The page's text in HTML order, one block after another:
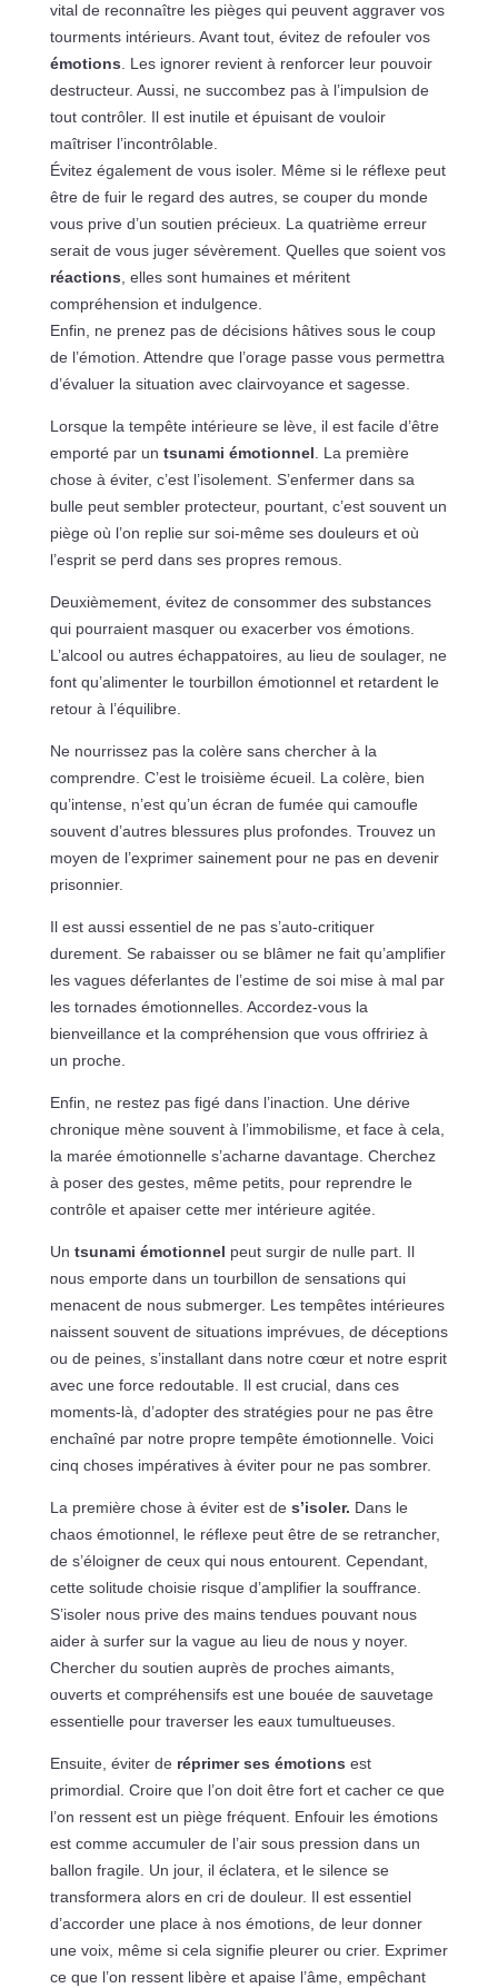
vital de reconnaître les pièges qui peuvent aggraver vos
tourments intérieurs. Avant tout, évitez de refouler vos
émotions . Les ignorer revient à renforcer leur pouvoir
destructeur. Aussi, ne succombez pas à l’impulsion de
tout contrôler. Il est inutile et épuisant de vouloir
maîtriser l’incontrôlable.
Évitez également de vous isoler. Même si le réflexe peut
être de fuir le regard des autres, se couper du monde
vous prive d’un soutien précieux. La quatrième erreur
serait de vous juger sévèrement. Quelles que soient vos
réactions , elles sont humaines et méritent
compréhension et indulgence.
Enfin, ne prenez pas de décisions hâtives sous le coup
de l’émotion. Attendre que l’orage passe vous permettra
d’évaluer la situation avec clairvoyance et sagesse.
Lorsque la tempête intérieure se lève, il est facile d’être
emporté par un tsunami émotionnel . La première
chose à éviter, c’est l’isolement. S’enfermer dans sa
bulle peut sembler protecteur, pourtant, c’est souvent un
piège où l’on replie sur soi-même ses douleurs et où
l’esprit se perd dans ses propres remous.
Deuxièmement, évitez de consommer des substances
qui pourraient masquer ou exacerber vos émotions.
L’alcool ou autres échappatoires, au lieu de soulager, ne
font qu’alimenter le tourbillon émotionnel et retardent le
retour à l’équilibre.
Ne nourrissez pas la colère sans chercher à la
comprendre. C’est le troisième écueil. La colère, bien
qu’intense, n’est qu’un écran de fumée qui camoufle
souvent d’autres blessures plus profondes. Trouvez un
moyen de l’exprimer sainement pour ne pas en devenir
prisonnier.
Il est aussi essentiel de ne pas s’auto-critiquer
durement. Se rabaisser ou se blâmer ne fait qu’amplifier
les vagues déferlantes de l’estime de soi mise à mal par
les tornades émotionnelles. Accordez-vous la
bienveillance et la compréhension que vous offririez à
un proche.
Enfin, ne restez pas figé dans l’inaction. Une dérive
chronique mène souvent à l’immobilisme, et face à cela,
la marée émotionnelle s’acharne davantage. Cherchez
à poser des gestes, même petits, pour reprendre le
contrôle et apaiser cette mer intérieure agitée.
Un tsunami émotionnel peut surgir de nulle part. Il
nous emporte dans un tourbillon de sensations qui
menacent de nous submerger. Les tempêtes intérieures
naissent souvent de situations imprévues, de déceptions
ou de peines, s’installant dans notre cœur et notre esprit
avec une force redoutable. Il est crucial, dans ces
moments-là, d’adopter des stratégies pour ne pas être
enchaîné par notre propre tempête émotionnelle. Voici
cinq choses impératives à éviter pour ne pas sombrer.
La première chose à éviter est de s’isoler. Dans le
chaos émotionnel, le réflexe peut être de se retrancher,
de s’éloigner de ceux qui nous entourent. Cependant,
cette solitude choisie risque d’amplifier la souffrance.
S’isoler nous prive des mains tendues pouvant nous
aider à surfer sur la vague au lieu de nous y noyer.
Chercher du soutien auprès de proches aimants,
ouverts et compréhensifs est une bouée de sauvetage
essentielle pour traverser les eaux tumultueuses.
Ensuite, éviter de réprimer ses émotions est
primordial. Croire que l’on doit être fort et cacher ce que
l’on ressent est un piège fréquent. Enfouir les émotions
est comme accumuler de l’air sous pression dans un
ballon fragile. Un jour, il éclatera, et le silence se
transformera alors en cri de douleur. Il est essentiel
d’accorder une place à nos émotions, de leur donner
une voix, même si cela signifie pleurer ou crier. Exprimer
ce que l’on ressent libère et apaise l’âme, empêchant